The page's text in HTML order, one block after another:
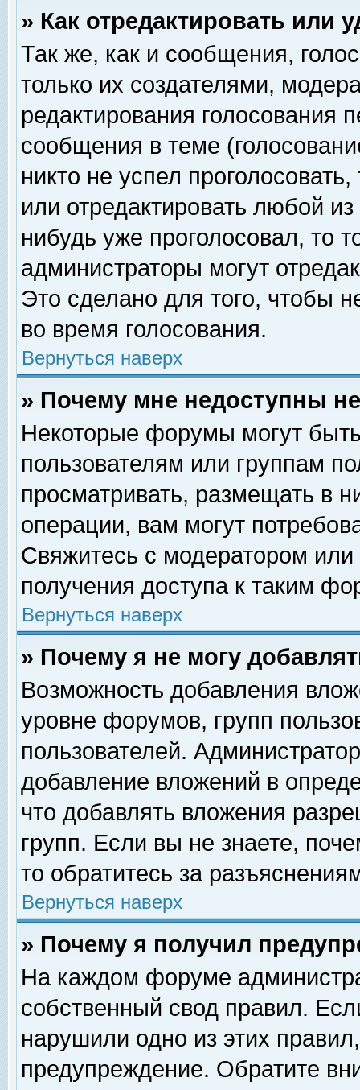
» Как отредактировать или
Так же, как и сообщения,
только их создателями,
редактирования голосования
сообщения в теме
никто не успел
или отредактировать любой
нибудь уже проголосовал, то
администраторы могут
Это сделано для того, чтобы
во время голосования.
Вернуться наверх
» Почему мне недоступны
Некоторые форумы могут
пользователям или группам
просматривать, размещать в
операции, вам могут
Свяжитесь с модератором
получения доступа к таким
Вернуться наверх
» Почему я не могу
Возможность добавления
уровне форумов, групп
пользователей.
добавление вложений в
что добавлять вложения
групп. Если вы не знаете,
то обратитесь за
Вернуться наверх
» Почему я получил
На каждом форуме
собственный свод правил.
нарушили одно из этих
предупреждение. Обратите